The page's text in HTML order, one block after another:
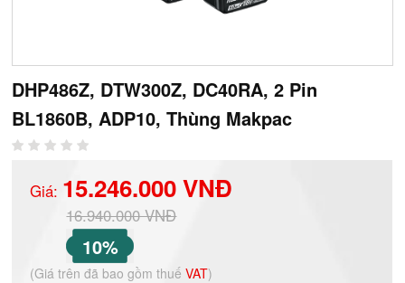
DHP486Z, DTW300Z, DC40RA, 2 Pin
BL1860B, ADP10, Thùng Makpac
Giá: 15.246.000 VNĐ
16.940.000 VNĐ
10%
(Giá trên đã bao gồm thuếVAT)